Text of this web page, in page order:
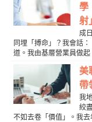
學
射
成
同埋「搏命」？我會話
道。我由基層營業員做起
美
帶
我
絞
不如去卷「價值」。我去